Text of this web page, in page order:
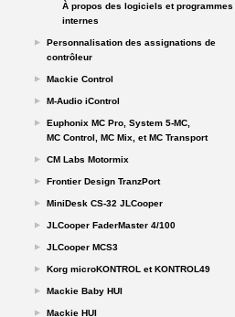
À propos des logiciels et programmes
internes
Personnalisation des assignations de
contrôleur
Mackie Control
M-Audio iControl
Euphonix MC Pro, System 5-MC,
MC Control, MC Mix, et MC Transport
CM Labs Motormix
Frontier Design TranzPort
MiniDesk CS-32 JLCooper
JLCooper FaderMaster 4/100
JLCooper MCS3
Korg microKONTROL et KONTROL49
Mackie Baby HUI
Mackie HUI